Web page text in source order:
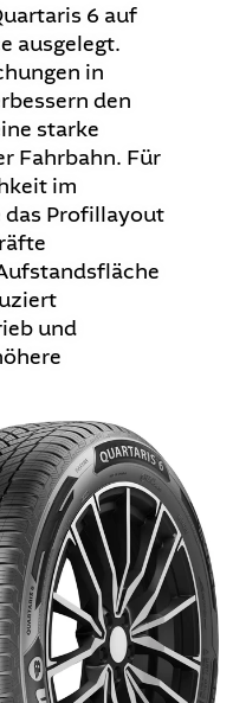
6 auf
ausgelegt.
in
den
starke
Fahrbahn. Für
im
das Profillayout
und